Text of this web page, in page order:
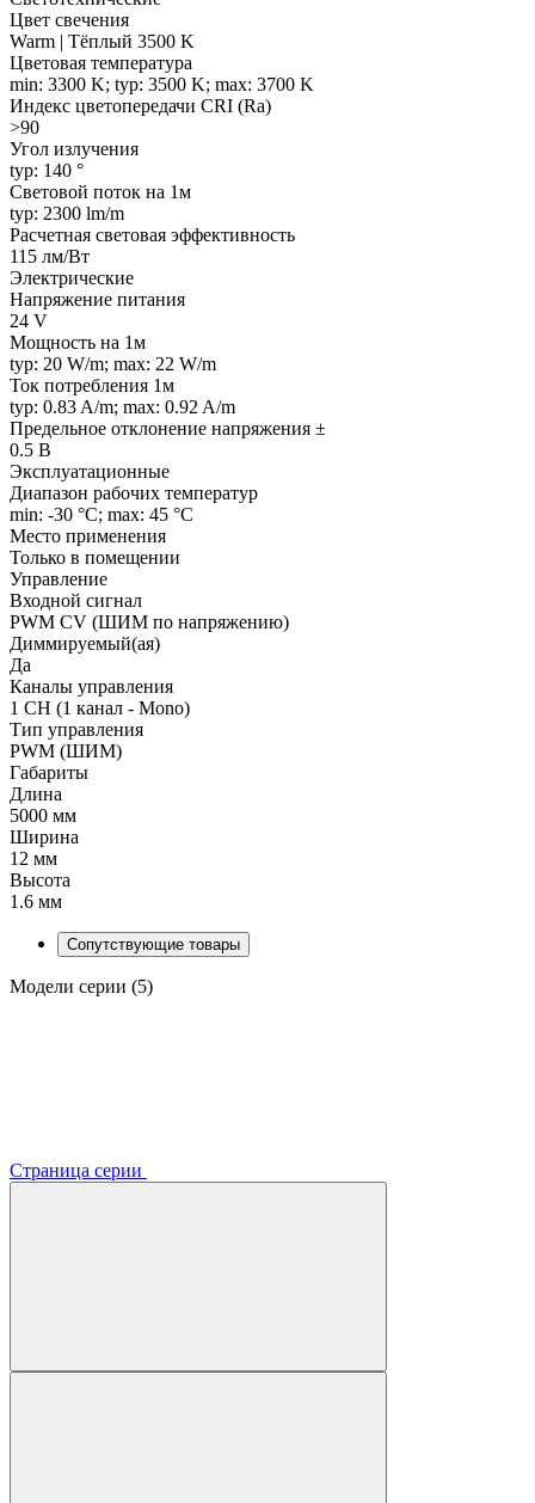
Цвет свечения
Warm | Тёплый 3500 K
Цветовая температура
min: 3300 K; typ: 3500 K; max: 3700 K
Индекс цветопередачи CRI (Ra)
>90
Угол излучения
typ: 140 °
Световой поток на 1м
typ: 2300 lm/m
Расчетная световая эффективность
115 лм/Вт
Электрические
Напряжение питания
24 V
Мощность на 1м
typ: 20 W/m; max: 22 W/m
Ток потребления 1м
typ: 0.83 A/m; max: 0.92 A/m
Предельное отклонение напряжения ±
0.5 В
Эксплуатационные
Диапазон рабочих температур
min: -30 °C; max: 45 °C
Место применения
Только в помещении
Управление
Входной сигнал
PWM СV (ШИМ по напряжению)
Диммируемый(ая)
Да
Каналы управления
1 CH (1 канал - Mono)
Тип управления
PWM (ШИМ)
Габариты
Длина
5000 мм
Ширина
12 мм
Высота
1.6 мм
Сопутствующие товары
Модели серии (5)
Страница серии